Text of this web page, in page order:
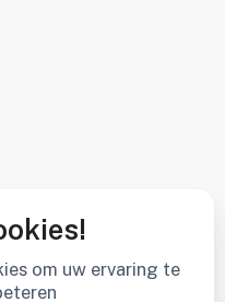
om uw ervaring te